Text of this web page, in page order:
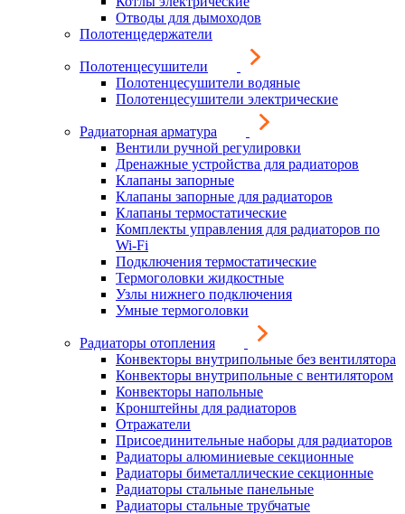
Отводы для дымоходов
Полотенцедержатели
Полотенцесушители
Полотенцесушители водяные
Полотенцесушители электрические
Радиаторная арматура
Вентили ручной регулировки
Дренажные устройства для радиаторов
Клапаны запорные
Клапаны запорные для радиаторов
Клапаны термостатические
Комплекты управления для радиаторов по
Wi-Fi
Подключения термостатические
Термоголовки жидкостные
Узлы нижнего подключения
Умные термоголовки
Радиаторы отопления
Конвекторы внутрипольные без вентилятора
Конвекторы внутрипольные с вентилятором
Конвекторы напольные
Кронштейны для радиаторов
Отражатели
Присоединительные наборы для радиаторов
Радиаторы алюминиевые секционные
Радиаторы биметаллические секционные
Радиаторы стальные панельные
Радиаторы стальные трубчатые